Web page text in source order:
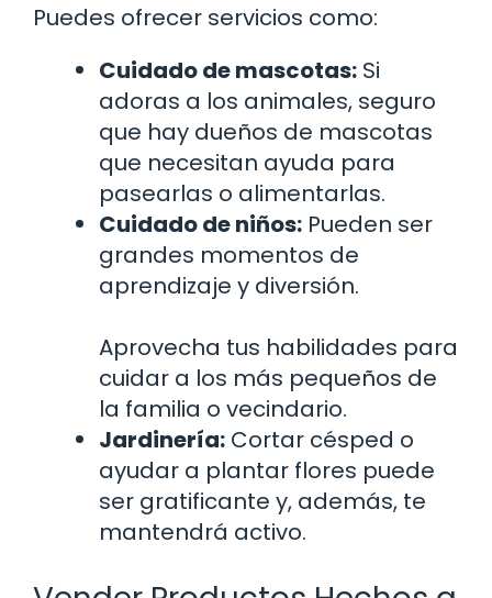
Puedes ofrecer servicios como:
Cuidado de mascotas: Si
adoras a los animales, seguro
que hay dueños de mascotas
que necesitan ayuda para
pasearlas o alimentarlas.
Cuidado de niños: Pueden ser
grandes momentos de
aprendizaje y diversión.
Aprovecha tus habilidades para
cuidar a los más pequeños de
la familia o vecindario.
Jardinería: Cortar césped o
ayudar a plantar flores puede
ser gratificante y, además, te
mantendrá activo.